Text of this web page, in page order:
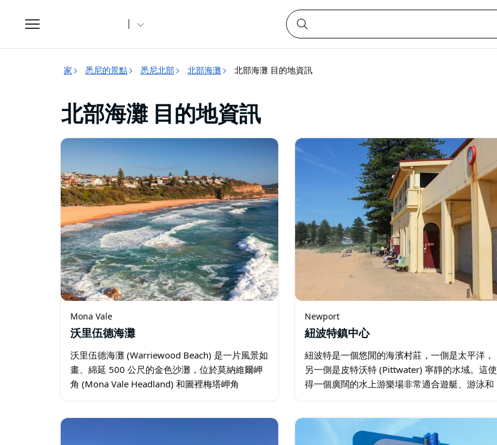
Toggle
navigation
家 悉尼的景點 悉尼北部 北部海灘 北部海灘 目的地資訊
北部海灘 目的地資訊
Mona Vale
沃里伍德海灘
沃里伍德海灘 (Warriewood Beach) 是一片風景如
畫、綿延 500 公尺的金色沙灘，位於莫納維爾岬
角 (Mona Vale Headland) 和圖裡梅塔岬角
Newport
紐波特鎮中心
紐波特是一個悠閒的海濱村莊，一側是太平洋，
另一側是皮特沃特 (Pittwater) 寧靜的水域。這使
得一個廣闊的水上游樂場非常適合遊艇、游泳和